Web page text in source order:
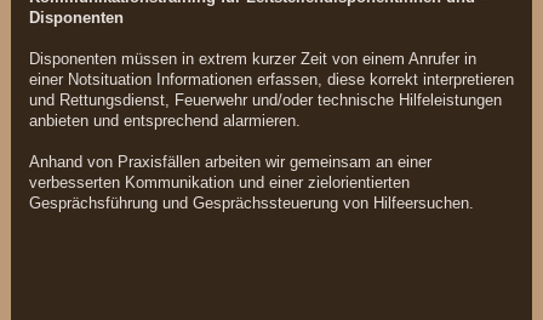
Disponenten
Disponenten müssen in extrem kurzer Zeit von einem Anrufer in
einer Notsituation Informationen erfassen, diese korrekt interpretieren
und Rettungsdienst, Feuerwehr und/oder technische Hilfeleistungen
anbieten und entsprechend alarmieren.
Anhand von Praxisfällen arbeiten wir gemeinsam an einer
verbesserten Kommunikation und einer zielorientierten
Gesprächsführung und Gesprächssteuerung von Hilfeersuchen.